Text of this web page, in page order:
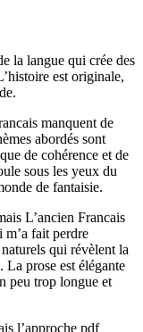
la langue qui crée des
est originale,
manquent de
abordés sont
de cohérence et de
sous les yeux du
de fantaisie.
L’ancien Francais
fait perdre
qui révèlent la
La prose est élégante
peu trop longue et
l’approche pdf